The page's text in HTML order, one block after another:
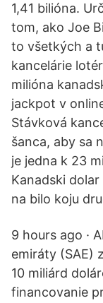
1,41 bilióna.
tom, ako Joe
to všetkých a
kancelárie
milióna
jackpot v
Stávková
šanca, aby sa
je jedna k 23
Kanadski
na bilo koju
9 hours ago ·
emiráty (SAE)
10 miliárd
financovanie